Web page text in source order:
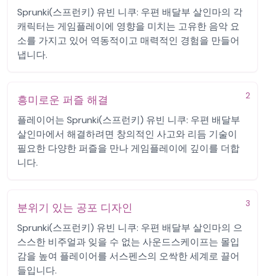
Sprunki(스프런키) 유빈 니쿠: 우편 배달부 살인마의 각
캐릭터는 게임플레이에 영향을 미치는 고유한 음악 요
소를 가지고 있어 역동적이고 매력적인 경험을 만들어
냅니다.
2
흥미로운 퍼즐 해결
플레이어는 Sprunki(스프런키) 유빈 니쿠: 우편 배달부
살인마에서 해결하려면 창의적인 사고와 리듬 기술이
필요한 다양한 퍼즐을 만나 게임플레이에 깊이를 더합
니다.
3
분위기 있는 공포 디자인
Sprunki(스프런키) 유빈 니쿠: 우편 배달부 살인마의 으
스스한 비주얼과 잊을 수 없는 사운드스케이프는 몰입
감을 높여 플레이어를 서스펜스의 오싹한 세계로 끌어
들입니다.